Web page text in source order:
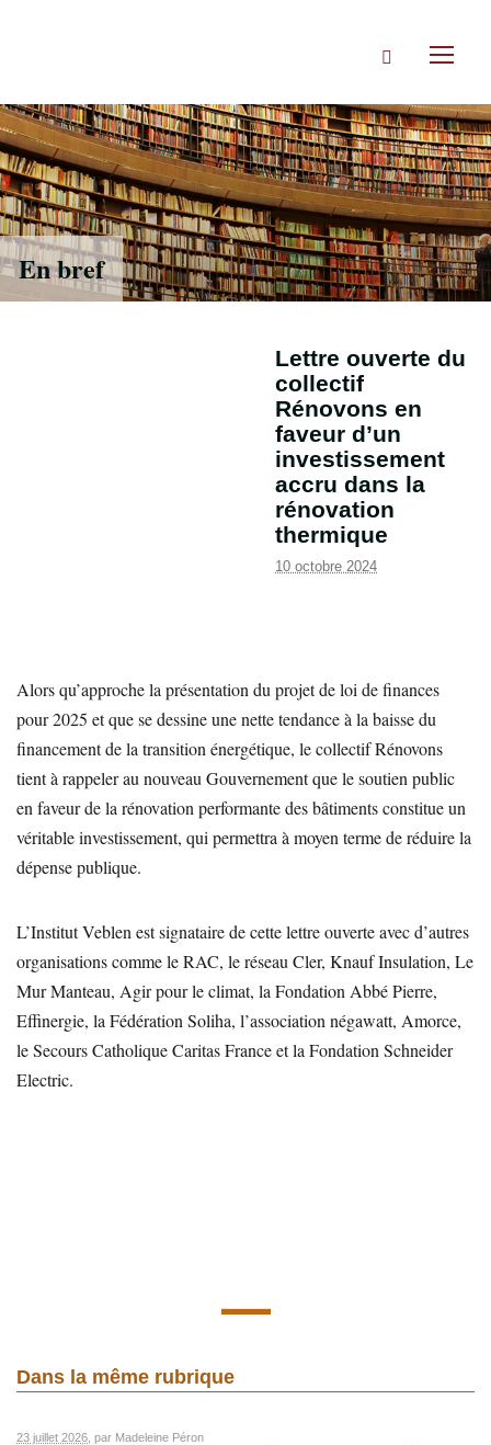
Rechercher
En bref
Lettre ouverte du
collectif
Rénovons en
faveur d’un
investissement
accru dans la
rénovation
thermique
10 octobre 2024
Alors qu’approche la présentation du projet de loi de finances
pour 2025 et que se dessine une nette tendance à la baisse du
financement de la transition énergétique, le collectif Rénovons
tient à rappeler au nouveau Gouvernement que le soutien public
en faveur de la rénovation performante des bâtiments constitue un
véritable investissement, qui permettra à moyen terme de réduire la
dépense publique.
L’Institut Veblen est signataire de cette lettre ouverte avec d’autres
organisations comme le RAC, le réseau Cler, Knauf Insulation, Le
Mur Manteau, Agir pour le climat, la Fondation Abbé Pierre,
Effinergie, la Fédération Soliha, l’association négawatt, Amorce,
le Secours Catholique Caritas France et la Fondation Schneider
Electric.
Dans la même rubrique
23 juillet 2026 , par Madeleine Péron